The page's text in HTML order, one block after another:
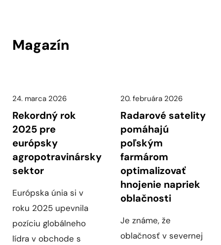
Magazín
24. marca 2026
Rekordný rok
2025 pre
európsky
agropotravinársky
sektor
Európska únia si v
roku 2025 upevnila
pozíciu globálneho
lídra v obchode s
20. februára 2026
Radarové satelity
pomáhajú
poľským
farmárom
optimalizovať
hnojenie napriek
oblačnosti
Je známe, že
oblačnosť v severnej